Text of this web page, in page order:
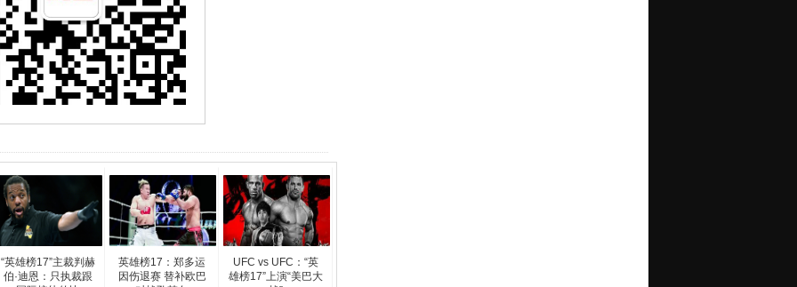
“英雄榜17”主裁判赫
伯·迪恩：只执裁跟
英雄榜17：郑多运
因伤退赛 替补欧巴
UFC vs UFC：“英
雄榜17”上演“美巴大